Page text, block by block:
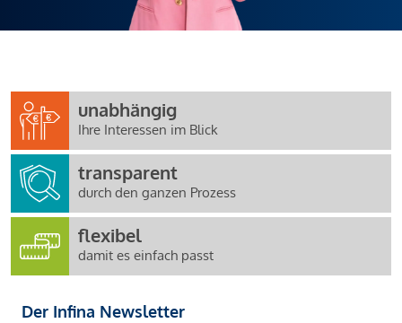
unabhängig
Ihre Interessen im Blick
transparent
durch den ganzen Prozess
flexibel
damit es einfach passt
Der Infina Newsletter